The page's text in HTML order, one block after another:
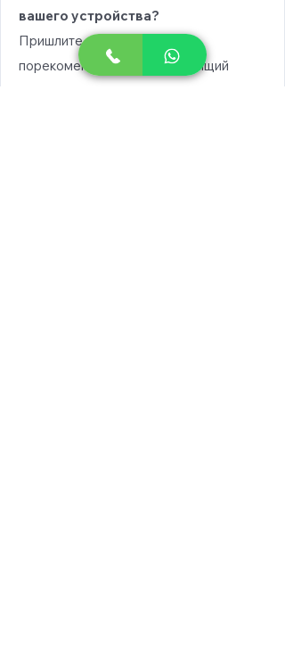
вашего устройства?
Пришлите модель, и мы
порекомендуем вам подходящий